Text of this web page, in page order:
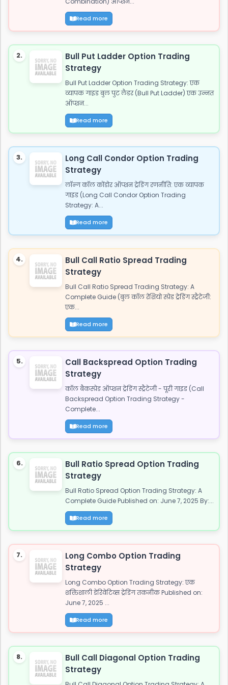
Read more
2.
Bull Put Ladder Option Trading
Strategy
Bull Put Ladder Option Trading Strategy: एक
व्यापक गाइड बुल पुट लैडर (Bull Put Ladder) एक उन्नत
ऑप्शन...
Read more
3.
Long Call Condor Option Trading
Strategy
लॉन्ग कॉल कोंडोर ऑप्शन ट्रेडिंग रणनीति: एक व्यापक
गाइड (Long Call Condor Option Trading
Strategy: A...
Read more
4.
Bull Call Ratio Spread Trading
Strategy
Bull Call Ratio Spread Trading Strategy: A
Complete Guide (बुल कॉल रेशियो स्प्रेड ट्रेडिंग स्ट्रैटेजी:
एक...
Read more
5.
Call Backspread Option Trading
Strategy
कॉल बैकस्प्रेड ऑप्शन ट्रेडिंग स्ट्रैटेजी - पूरी गाइड (Call
Backspread Option Trading Strategy -
Complete...
Read more
6.
Bull Ratio Spread Option Trading
Strategy
Bull Ratio Spread Option Trading Strategy: A
Complete Guide Published on: June 7, 2025 By:...
Read more
7.
Long Combo Option Trading
Strategy
Long Combo Option Trading Strategy: एक
शक्तिशाली डेरिवेटिव्स ट्रेडिंग तकनीक Published on:
June 7, 2025 ...
Read more
8.
Bull Call Diagonal Option Trading
Strategy